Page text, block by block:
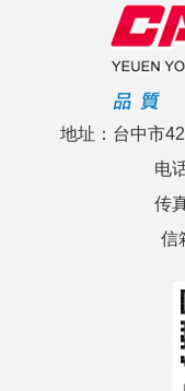
地址：台中市
电
传
信